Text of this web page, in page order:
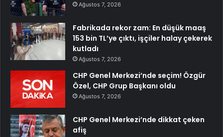
Ağustos 7, 2026
Fabrikada rekor zam: En düşük maaş
153 bin TL’ye çıktı, işçiler halay çekerek
kutladı
Ağustos 7, 2026
CHP Genel Merkezi’nde seçim! Özgür
Özel, CHP Grup Başkanı oldu
Ağustos 7, 2026
CHP Genel Merkezi’nde dikkat çeken
afiş